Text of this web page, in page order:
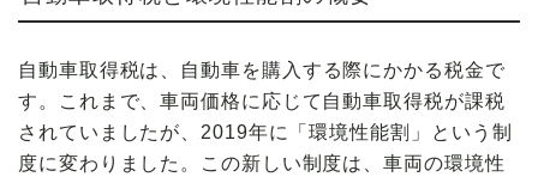
自動車取得税は、 自動車を購入する際にかかる税金で
す。これまで、車両価格に応じて自動車取得税が課税
されていましたが、2019年に「環境性能割 」という制
度に変わりました。この新しい制度は、車両の環境性